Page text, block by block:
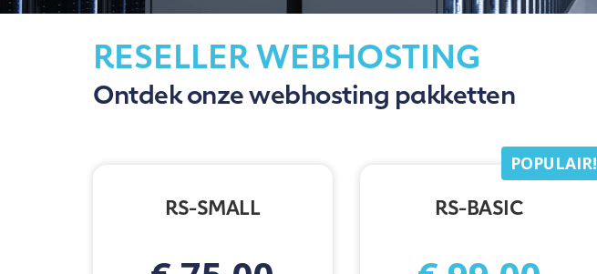
RESELLER WEBHOSTING
Ontdek onze webhosting pakketten
RS-SMALL
POPULAIR!
RS-BASIC